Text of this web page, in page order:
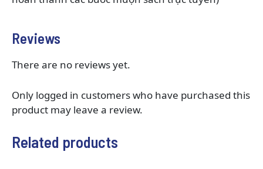
Reviews
There are no reviews yet.
Only logged in customers who have purchased this
product may leave a review.
Related products